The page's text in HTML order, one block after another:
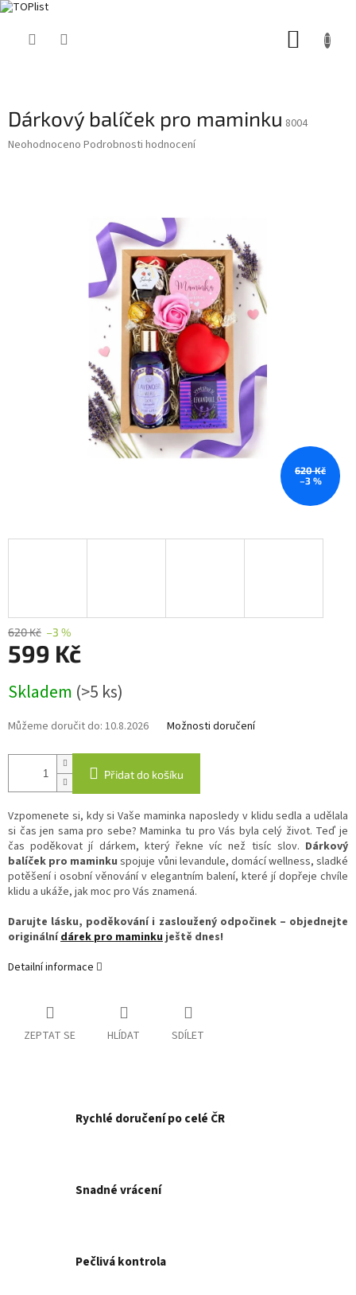
Dárkový balíček pro maminku 8004
Průměrné
Neohodnoceno Podrobnosti hodnocení
620 Kč
–3 %
620 Kč –3 %
599 Kč
cena:
Skladem (>5 ks)
Můžeme doručit do: 10.8.2026 Možnosti doručení
Přidat do košíku
Vzpomenete si, kdy si Vaše maminka naposledy v klidu sedla a udělala
si čas jen sama pro sebe? Maminka tu pro Vás byla celý život. Teď je
čas poděkovat jí dárkem, který řekne víc než tisíc slov. Dárkový
balíček pro maminku spojuje vůni levandule, domácí wellness, sladké
potěšení i osobní věnování v elegantním balení, které jí dopřeje chvíle
klidu a ukáže, jak moc pro Vás znamená.
Darujte lásku, poděkování i zasloužený odpočinek – objednejte
originálnídárek pro maminku ještě dnes!
Detailní informace
ZEPTAT SE HLÍDAT SDÍLET
Rychlé doručení po celé ČR
Snadné vrácení
Pečlivá kontrola